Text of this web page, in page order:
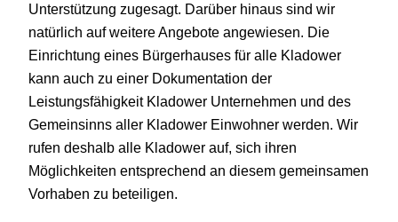
Unterstützung zugesagt. Darüber hinaus sind wir
natürlich auf weitere Angebote angewiesen. Die
Einrichtung eines Bürgerhauses für alle Kladower
kann auch zu einer Dokumentation der
Leistungsfähigkeit Kladower Unternehmen und des
Gemeinsinns aller Kladower Einwohner werden. Wir
rufen deshalb alle Kladower auf, sich ihren
Möglichkeiten entsprechend an diesem gemeinsamen
Vorhaben zu beteiligen.